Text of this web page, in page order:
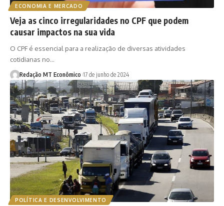
ECONOMIA E MERCADO
Veja as cinco irregularidades no CPF que podem
causar impactos na sua vida
O CPF é essencial para a realização de diversas atividades
cotidianas no…
Redação MT Econômico 17 de junho de 2024
POLÍTICA E DESENVOLVIMENTO